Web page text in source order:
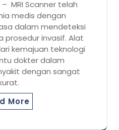
MRI Scanner telah
medis dengan
dalam mendeteksi
prosedur invasif. Alat
kemajuan teknologi
dokter dalam
dengan sangat
More